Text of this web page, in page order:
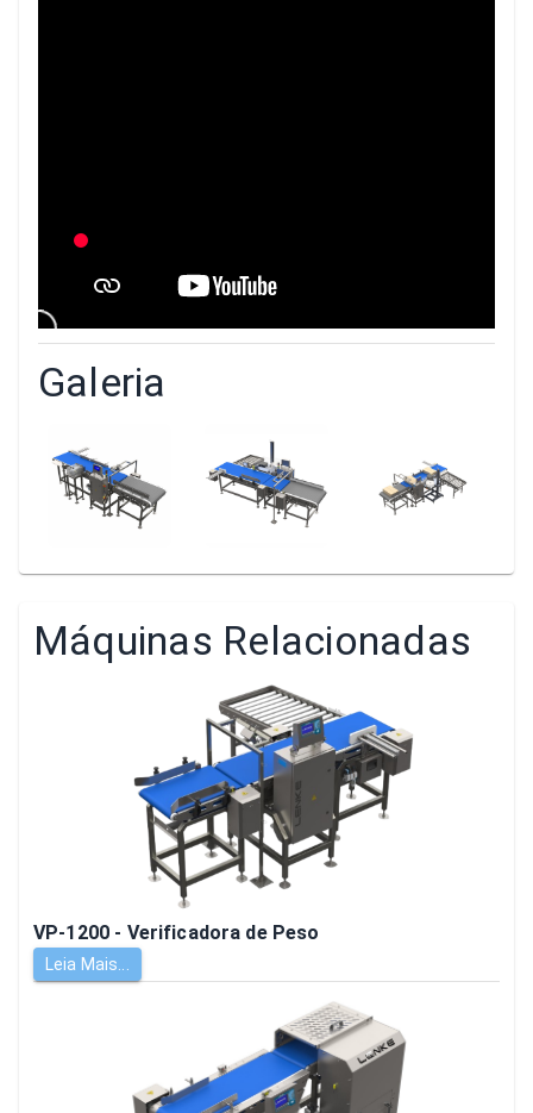
Galeria
Máquinas Relacionadas
VP-1200 - Verificadora de Peso
Leia Mais...